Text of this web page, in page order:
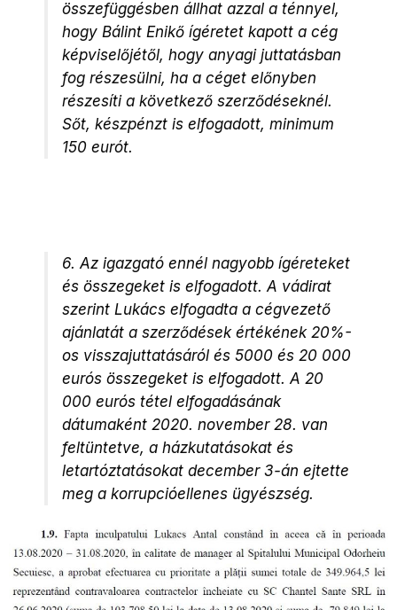
összefüggésben állhat azzal a ténnyel,
hogy Bálint Enikő ígéretet kapott a cég
képviselőjétől, hogy anyagi juttatásban
fog részesülni, ha a céget előnyben
részesíti a következő szerződéseknél.
Sőt, készpénzt is elfogadott, minimum
150 eurót.
6. Az igazgató ennél nagyobb ígéreteket
és összegeket is elfogadott. A vádirat
szerint Lukács elfogadta a cégvezető
ajánlatát a szerződések értékének 20%-
os visszajuttatásáról és 5000 és 20 000
eurós összegeket is elfogadott. A 20
000 eurós tétel elfogadásának
dátumaként 2020. november 28. van
feltüntetve, a házkutatásokat és
letartóztatásokat december 3-án ejtette
meg a korrupcióellenes ügyészség.